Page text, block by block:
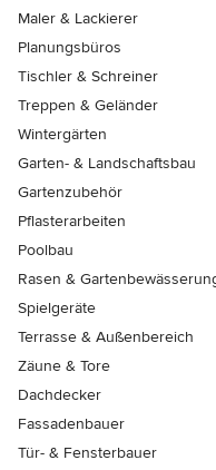
Maler & Lackierer
Planungsbüros
Tischler & Schreiner
Treppen & Geländer
Wintergärten
Garten- & Landschaftsbau
Gartenzubehör
Pflasterarbeiten
Poolbau
Rasen &
Spielgeräte
Terrasse & Außenbereich
Zäune & Tore
Dachdecker
Fassadenbauer
Tür- & Fensterbauer